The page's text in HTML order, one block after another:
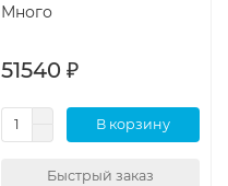
Много
51540 ₽
В корзину
Быстрый заказ